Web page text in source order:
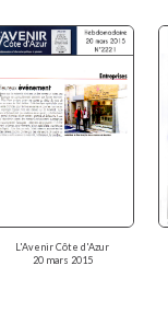
L'Avenir Côte d'Azur
20 mars 2015